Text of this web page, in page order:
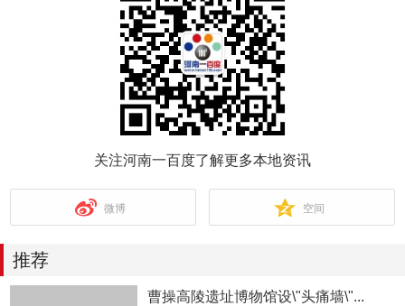
关注河南一百度了解更多本地资讯
微博 空间
推荐
曹操高陵遗址博物馆设\"头痛墙\"...